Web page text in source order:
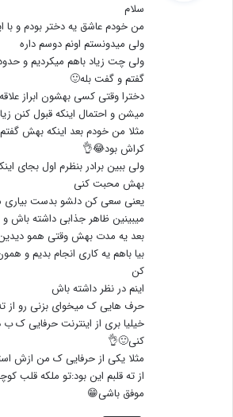
سلام
من خودم عاشق یه دختر بودم و با
ولی میدونستم اونم دوسم داره
گفتم و گفت بله🙂
دخترا وقتی کسی بهشون ابراز
میشن و احتمال اینکه قبول کنن
مثلا من خودم بعد اینکه بهش
کراش بود😂👌
ولی ببین برادر بنظرم اول بجای
بهش محبت کنی
یعنی سعی کن دلشو بدست بیاری
میبینین ظاهر جذابی داشته باش و
بعد یه مدت بهش وقتی همو
بیا باهم یه کاری انجام بدیم و
کن
اینم در نظر داشته باش
حرف هایی ک میخوای بزنی رو از
خیلیا بری از اینترنت حرفایی ک ب
کنی🙂👌
مثلا یکی از حرفایی ک من ازش
از ته قلبم این بود:تو ملکه قلب
موفق باشی😁